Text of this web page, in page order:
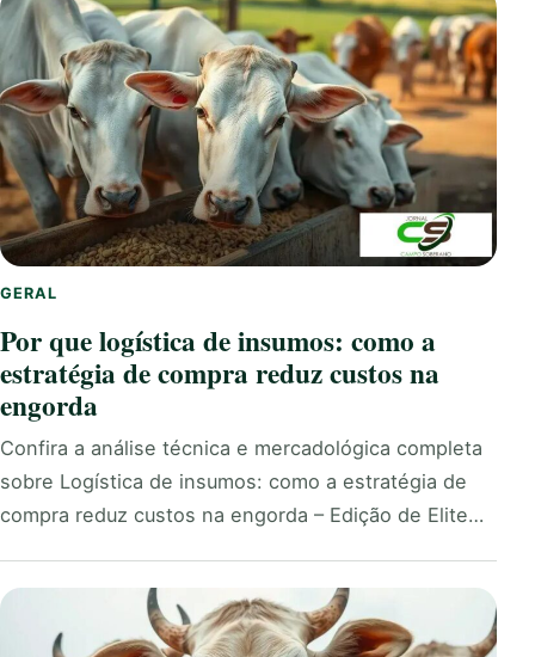
GERAL
Por que logística de insumos: como a
estratégia de compra reduz custos na
engorda
Confira a análise técnica e mercadológica completa
sobre Logística de insumos: como a estratégia de
compra reduz custos na engorda – Edição de Elite…